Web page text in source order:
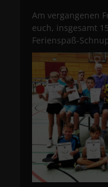
Am vergangenen
euch, insgesamt
Ferienspaß-